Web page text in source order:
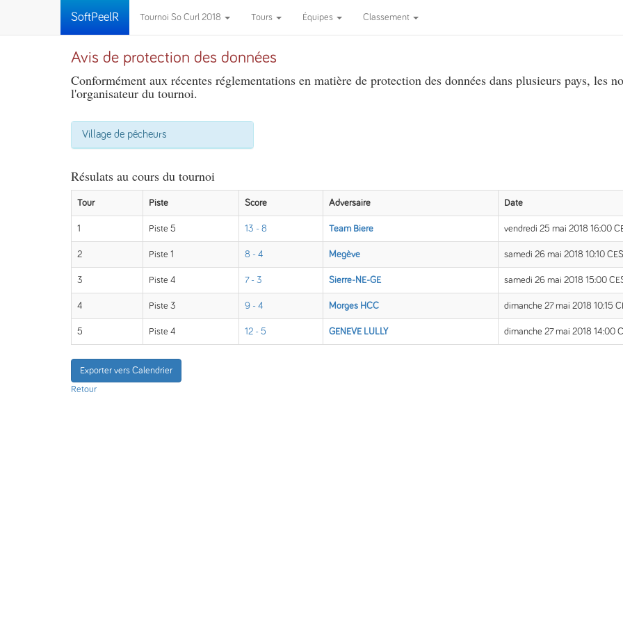
SoftPeelR Tournoi So Curl 2018 Tours Équipes Classement
Avis de protection des données
Conformément aux récentes réglementations en matière de protection des données dans plusieurs pays, les
l'organisateur du tournoi.
Village de pêcheurs
Résulats au cours du tournoi
Tour Piste Score Adversaire Date
1 Piste 5 13 - 8 Team Biere vendredi 25 mai 2018 16:00
2 Piste 1 8 - 4 Megève samedi 26 mai 2018 10:10
3 Piste 4 7 - 3 Sierre-NE-GE samedi 26 mai 2018 15:00
4 Piste 3 9 - 4 Morges HCC dimanche 27 mai 2018 10:15
5 Piste 4 12 - 5 GENEVE LULLY dimanche 27 mai 2018 14:00
Exporter vers Calendrier
Retour